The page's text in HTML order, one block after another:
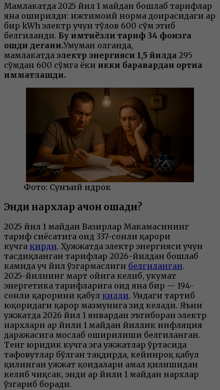
Мамлакатда 2025 йил 1 майдан бошлаб тарифлар
яна оширилди: ижтимоий норма доирасидаги ҳар
бир kWh электр учун тўлов 600 сўм этиб
белгиланди. Бу имтиёзли тариф 34 фоизга
ошди дегани.Умуман олганда,
мамлакатда электр энергияси 1,5 йилда 295
сўмдан 600 сўмга ёки икки баравардан ортиққа
қимматлашди.
Фото: Сунъий идрок
Энди нархлар қачон ошади?
2025 йил 1 майдан Вазирлар Маҳкамасининг
тариф сиёсатига оид 337-сонли қарори
кучга кирди. Ҳужжатда электр энергияси учун
тасдиқланган тарифлар 2026-йилдан бошлаб
камида уч йил ўзгармаслиги белгиланган.
2025-йилнинг март ойига келиб, ҳукумат
энергетика тарифларига оид яна бир — 194-
сонли қарорини қабул қилди. Ундаги тартиб
юқоридаги қарор мазмунига зид келади. Яъни
ҳужжатда 2026 йил 1 январдан эътиборан электр
нархлари ҳар йили 1 майдан йиллик инфляция
даражасига мослаб оширилиши белгиланган.
Тенг юридик кучга эга ҳужжатлар ўртасида
тафовутлар бўлган тақдирда, кейинроқ қабул
қилинган ҳужжат қоидалари амал қилишидан
келиб чиқсак, энди ҳар йили 1 майдан нархлар
ўзгариб боради.